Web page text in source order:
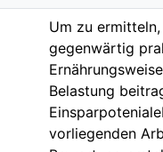
Um zu
gegenwärtig
Belastung
vorliegenden